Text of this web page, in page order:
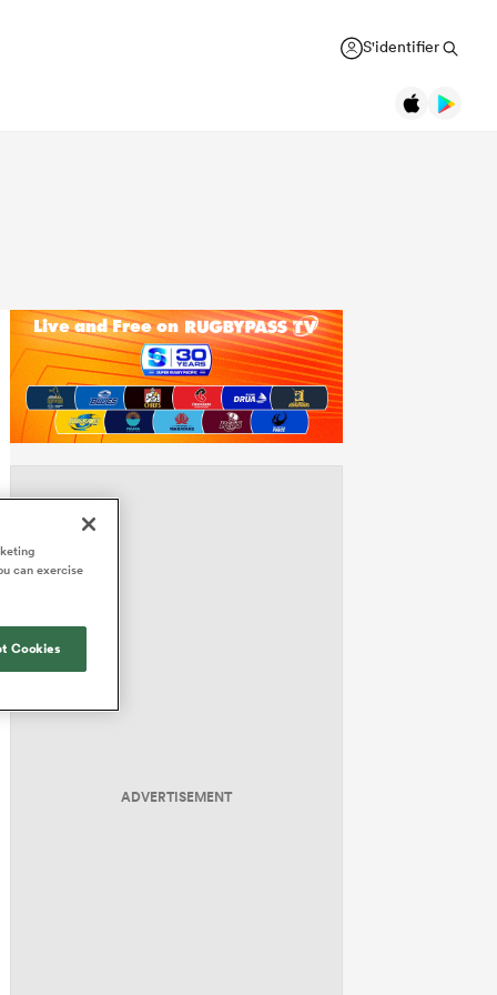
S'identifier
ADVERTISEMENT
can exercise
Cookies